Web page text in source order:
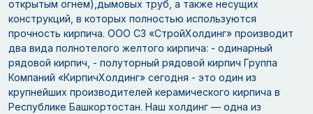
открытым огнем),дымовых труб, а также несущих
конструкций, в которых полностью используются
прочность кирпича. ООО СЗ «СтройХолдинг» производит
два вида полнотелого желтого кирпича: - одинарный
рядовой кирпич, - полуторный рядовой кирпич Группа
Компаний «КирпичХолдинг» сегодня - это один из
крупнейших производителей керамического кирпича в
Республике Башкортостан. Наш холдинг — одна из